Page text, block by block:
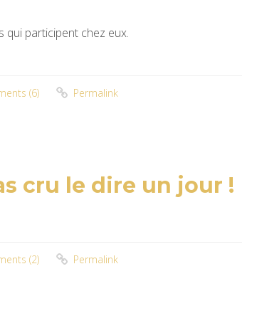
qui participent chez eux.
(6) Permalink
cru le dire un jour !
(2) Permalink